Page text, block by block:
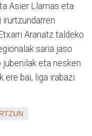
Asier Llamas eta
Aranatz taldeko
saria jaso
eta nesken
ere bai, liga irabazi